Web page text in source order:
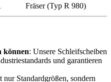
Fräser (Typ R 980)
können: Unsere Schleifscheiben
und garantieren
Standardgrößen, sondern